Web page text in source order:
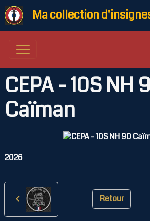
Ma collection
CEPA - 10S NH
Caïman
2026
Retour